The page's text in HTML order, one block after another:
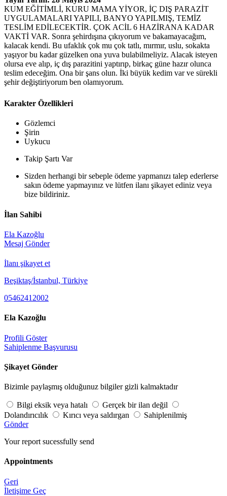
KUM EĞİTİMLİ, KURU MAMA YİYOR, İÇ DIŞ PARAZİT
UYGULAMALARI YAPILI, BANYO YAPILMIŞ, TEMİZ
TESLİM EDİLECEKTİR. ÇOK ACİL 6 HAZİRANA KADAR
VAKTİ VAR. Sonra şehirdışına çıkıyorum ve bakamayacağım,
kalacak kendi. Bu ufaklık çok mu çok tatlı, mırmır, uslu, sokakta
yaşıyor bu kadar güzelken ona yuva bulabilmeliyiz. Alacak isteyen
olursa eve alıp, iç dış parazitini yaptırıp, birkaç güne hazır olunca
teslim edeceğim. Ona bir şans olun. İki büyük kedim var ve sürekli
şehir değiştiriyorum ben olamıyorum.
Karakter Özellikleri
Gözlemci
Şirin
Uykucu
Takip Şartı Var
Sizden herhangi bir sebeple ödeme yapmanızı talep ederlerse
sakın ödeme yapmayınız ve lütfen ilanı şikayet ediniz veya
bize bildiriniz.
İlan Sahibi
Ela Kazoğlu
Mesaj Gönder
İlanı şikayet et
Beşiktaş/İstanbul, Türkiye
05462412002
Ela Kazoğlu
Profili Göster
Sahiplenme Başvurusu
Şikayet Gönder
Bizimle paylaşmış olduğunuz bilgiler gizli kalmaktadır
Bilgi eksik veya hatalı
Gerçek bir ilan değil
Dolandırıcılık
Kırıcı veya saldırgan
Sahiplenilmiş
Gönder
Your report sucessfully send
Appointments
Geri
İletişime Geç